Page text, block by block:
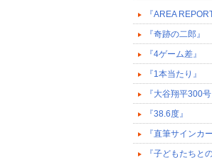
『AREA
『奇跡の二郎』
『4ゲーム差』
『1本当たり』
『大谷翔平300号
『38.6度』
『直筆サインカ
『子どもたちと